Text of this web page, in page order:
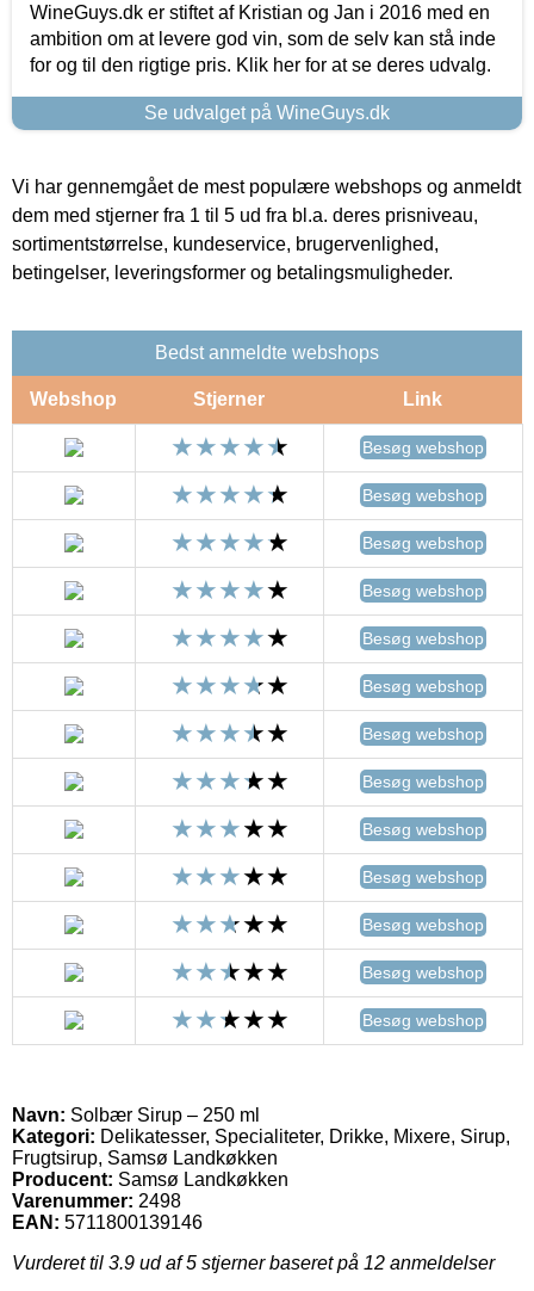
WineGuys.dk er stiftet af Kristian og Jan i 2016 med en
ambition om at levere god vin, som de selv kan stå inde
for og til den rigtige pris. Klik her for at se deres udvalg.
Se udvalget på WineGuys.dk
Vi har gennemgået de mest populære webshops og anmeldt
dem med stjerner fra 1 til 5 ud fra bl.a. deres prisniveau,
sortimentstørrelse, kundeservice, brugervenlighed,
betingelser, leveringsformer og betalingsmuligheder.
Bedst anmeldte webshops
Webshop Stjerner Link
Besøg webshop
Besøg webshop
Besøg webshop
Besøg webshop
Besøg webshop
Besøg webshop
Besøg webshop
Besøg webshop
Besøg webshop
Besøg webshop
Besøg webshop
Besøg webshop
Besøg webshop
Navn: Solbær Sirup – 250 ml
Kategori: Delikatesser, Specialiteter, Drikke, Mixere, Sirup,
Frugtsirup, Samsø Landkøkken
Producent: Samsø Landkøkken
Varenummer: 2498
EAN: 5711800139146
Vurderet til 3.9 ud af 5 stjerner baseret på 12 anmeldelser